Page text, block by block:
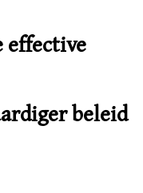
effective
beleid